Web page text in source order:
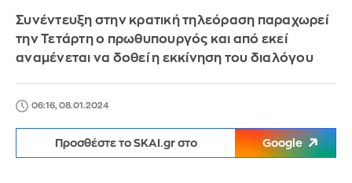
Συνέντευξη στην κρατική τηλεόραση παραχωρεί
την Τετάρτη ο πρωθυπουργός και από εκεί
αναμένεται να δοθεί η εκκίνηση του διαλόγου
06:16, 08.01.2024
Προσθέστε το SKAI.gr στο Google